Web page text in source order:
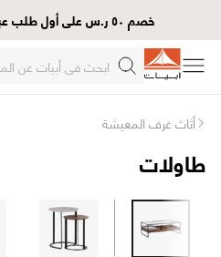
خصم ٥٠ ر.س على أول طلب عبر التطبيق | الكود APP5
أثاث غرف المعيشة
طاولات